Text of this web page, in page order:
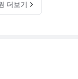
더보기